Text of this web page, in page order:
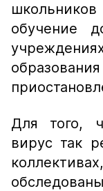
обучение
Для того,
вирус так